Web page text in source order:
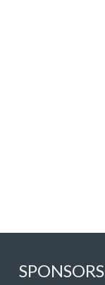
SPONSORS